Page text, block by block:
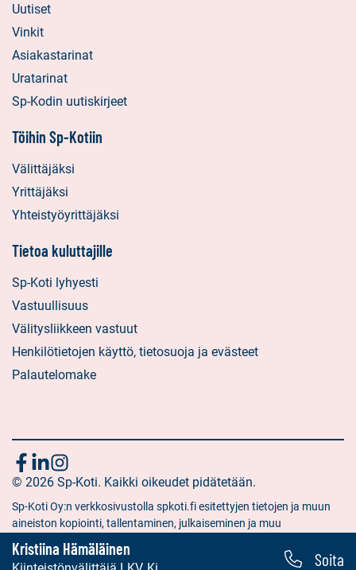
Kristiina Hämäläinen Soita
Uutiset
Vinkit
Asiakastarinat
Uratarinat
Sp-Kodin uutiskirjeet
Töihin Sp-Kotiin
Välittäjäksi
Yrittäjäksi
Yhteistyöyrittäjäksi
Tietoa kuluttajille
Sp-Koti lyhyesti
Vastuullisuus
Välitysliikkeen vastuut
Henkilötietojen käyttö, tietosuoja ja evästeet
Palautelomake
Seuraa
meitä
Sosiaalinen
media:
facebook
Sosiaalinen
media:
linkedin
Sosiaalinen
media:
instagram
© 2026 Sp-Koti. Kaikki oikeudet pidätetään.
Sp-Koti Oy:n verkkosivustolla spkoti.fi esitettyjen tietojen ja muun
aineiston kopiointi, tallentaminen, julkaiseminen ja muu
ilman Sp-Koti Oy:n antamaa kirjallista lupaa.